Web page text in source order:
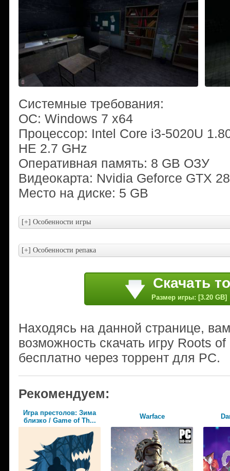
Системные требования:
ОС: Windows 7 x64
Процессор: Intel Core i3-5020U
HE 2.7 GHz
Оперативная память: 8 GB ОЗУ
Видеокарта: Nvidia Geforce GTX
Место на диске: 5 GB
Скачать
Размер игры: [3.20 GB]
Находясь на данной странице,
возможность скачать игру Roots
бесплатно через торрент для PC.
Рекомендуем:
Игра престолов: Зима
близко / Game of Th...
Warface